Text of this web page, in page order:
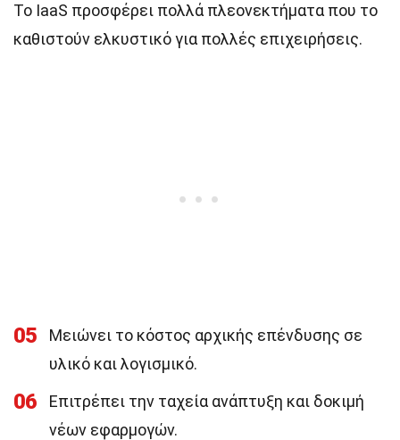
Το IaaS προσφέρει πολλά πλεονεκτήματα που το
καθιστούν ελκυστικό για πολλές επιχειρήσεις.
05
Μειώνει το κόστος αρχικής επένδυσης σε
υλικό και λογισμικό.
06
Επιτρέπει την ταχεία ανάπτυξη και δοκιμή
νέων εφαρμογών.